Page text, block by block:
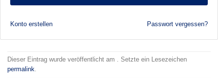
Konto erstellen Passwort vergessen?
Dieser Eintrag wurde veröffentlicht am . Setzte ein Lesezeichen
permalink.